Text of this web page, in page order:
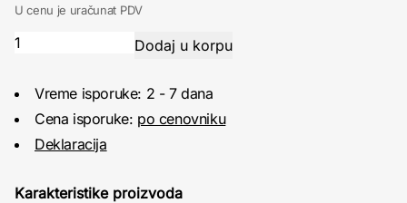
U cenu je uračunat PDV
Vreme isporuke: 2 - 7 dana
Cena isporuke: po cenovniku
Deklaracija
Karakteristike proizvoda